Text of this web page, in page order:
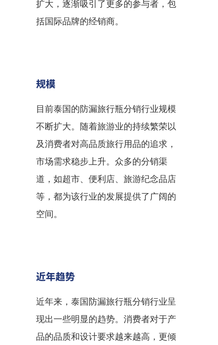
扩大，逐渐吸引了更多的参与者，包
括国际品牌的经销商。
规模
目前泰国的防漏旅行瓶分销行业规模
不断扩大。随着旅游业的持续繁荣以
及消费者对高品质旅行用品的追求，
市场需求稳步上升。众多的分销渠
道，如超市、便利店、旅游纪念品店
等，都为该行业的发展提供了广阔的
空间。
近年趋势
近年来，泰国防漏旅行瓶分销行业呈
现出一些明显的趋势。消费者对于产
品的品质和设计要求越来越高，更倾